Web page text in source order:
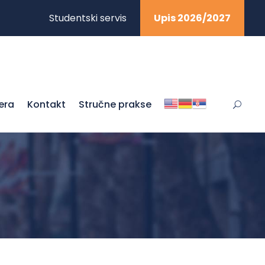
Studentski servis Upis 2026/2027
Kontakt Stručne prakse